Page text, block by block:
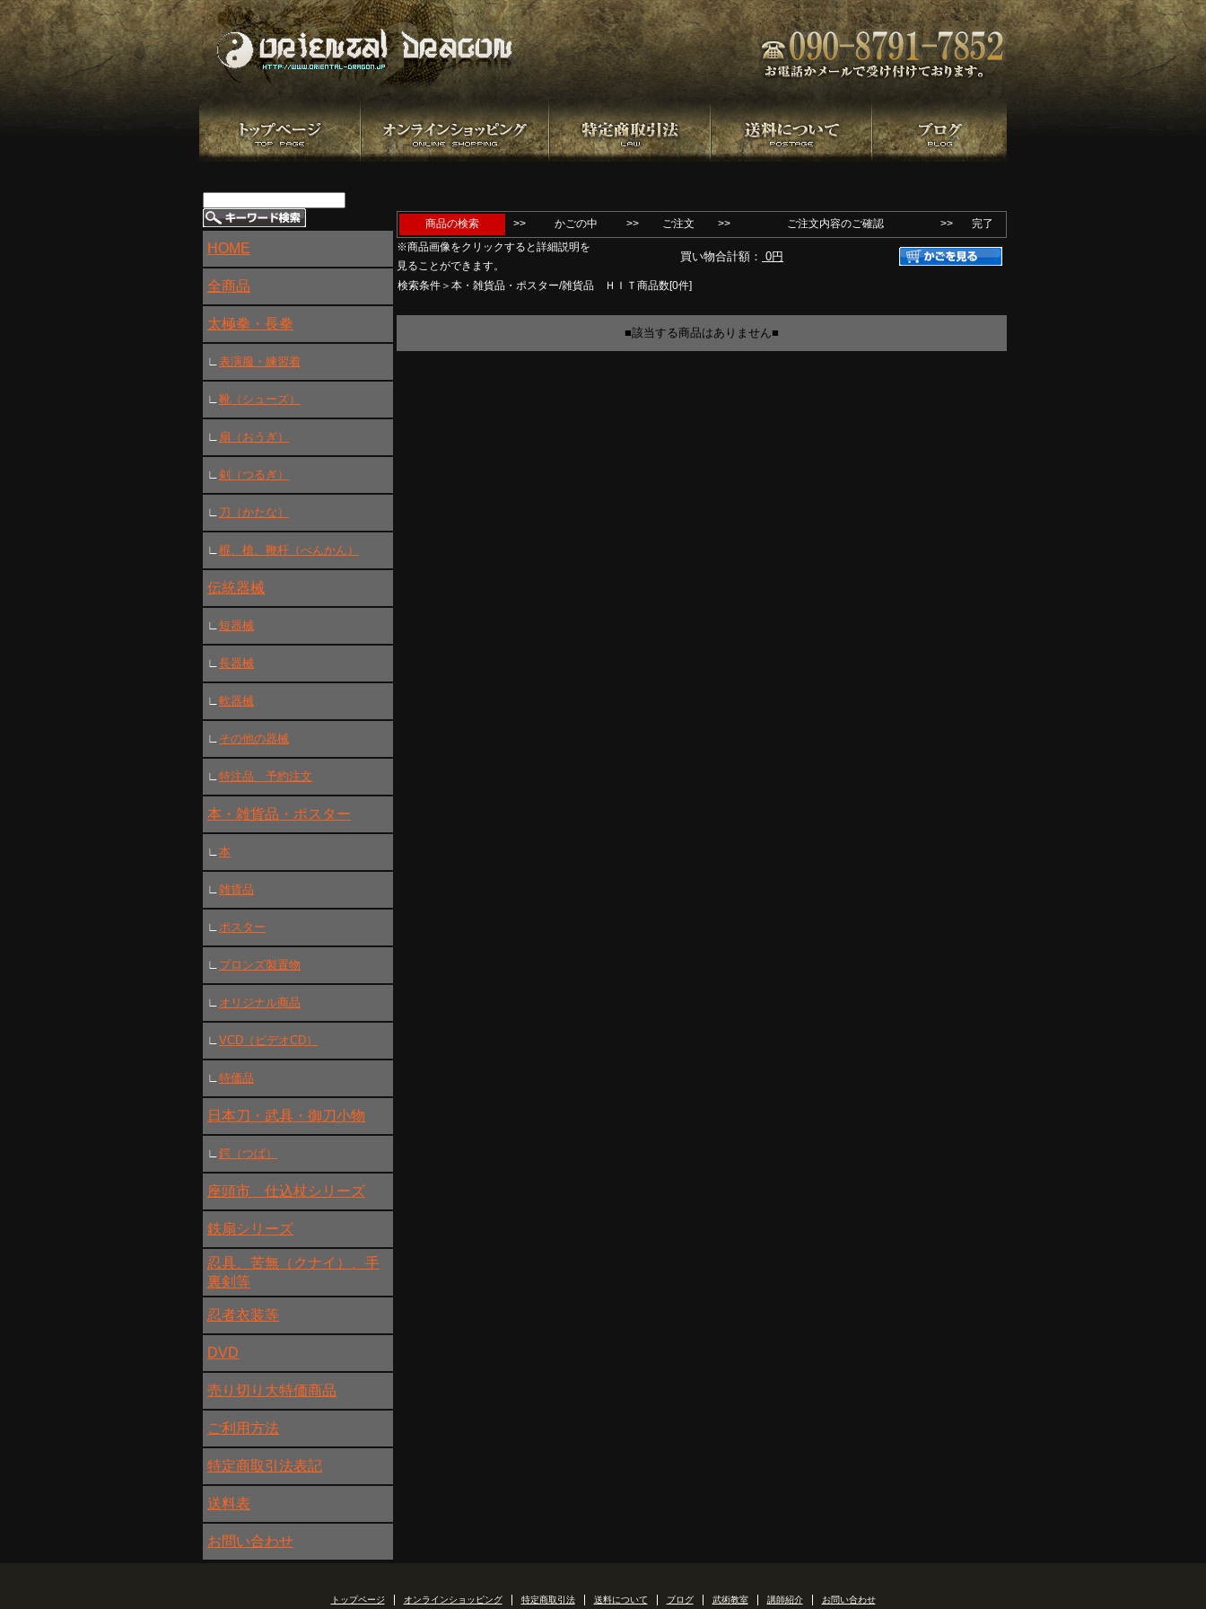
HOME
全商品
太極拳・長拳
∟表演服・練習着
∟靴（シューズ）
∟ 扇（おうぎ）
∟剣（つるぎ）
∟ 刀（かたな）
∟棍、槍、鞭杆（べんかん）
伝統器械
∟短器械
∟長器械
∟軟器械
∟ その他の器械
∟特注品 予約注文
本・雑貨品・ポスター
∟本
∟雑貨品
∟ポスター
∟ ブロンズ製置物
∟ オリジナル商品
∟VCD（ビデオCD）
∟特価品
日本刀・武具・御刀小物
∟鍔（つば）
座頭市 仕込杖シリーズ
鉄扇シリーズ
忍具、苦無（クナイ）、手
裏剣等
忍者衣装等
DVD
売り切り大特価商品
ご利用方法
特定商取引法表記
送料表
お問い合わせ
商品の検索 >> かごの中 >> ご注文 >> ご注文内容のご確認 >>
完了
※商品画像をクリックすると詳細説明を
見ることができます。
買い物合計額： 0円
検索条件＞本・雑貨品・ポスター/雑貨品 ＨＩＴ商品数[0件]
■該当する商品はありません■
トップページ オンラインショッピング 特定商取引法 送料について ブログ 武術教室 講師紹介 お問い合わせ